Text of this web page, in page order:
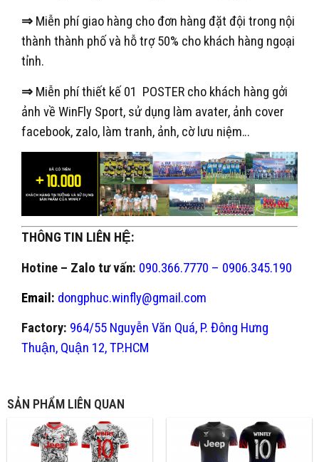
⇒ Miễn phí giao hàng cho đơn hàng đặt đội trong nội
thành thành phố và hỗ trợ 50% cho khách hàng ngoại
tỉnh.
⇒ Miễn phí thiết kế 01 POSTER cho khách hàng gởi
ảnh về WinFly Sport, sử dụng làm avater, ảnh cover
facebook, zalo, làm tranh, ảnh, cờ lưu niệm…
THÔNG TIN LIÊN HỆ:
Hotine – Zalo tư vấn: 090.366.7770 – 0906.345.190
Email: dongphuc.winfly@gmail.com
Factory: 964/55 Nguyễn Văn Quá, P. Đông Hưng
Thuận, Quận 12, TP.HCM
SẢN PHẨM LIÊN QUAN